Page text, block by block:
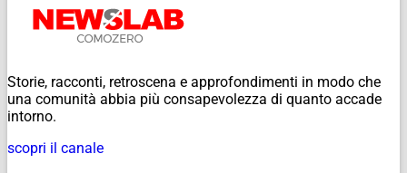
Storie, racconti, retroscena e approfondimenti in modo che
una comunità abbia più consapevolezza di quanto accade
intorno.
scopri il canale